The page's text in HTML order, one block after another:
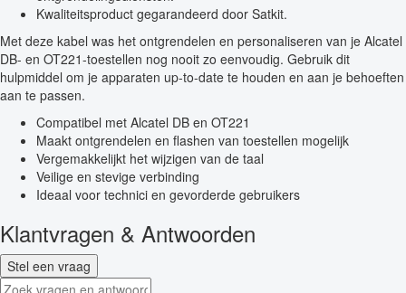
Kwaliteitsproduct gegarandeerd door Satkit.
Met deze kabel was het ontgrendelen en personaliseren van je Alcatel
DB- en OT221-toestellen nog nooit zo eenvoudig. Gebruik dit
hulpmiddel om je apparaten up-to-date te houden en aan je behoeften
aan te passen.
Compatibel met Alcatel DB en OT221
Maakt ontgrendelen en flashen van toestellen mogelijk
Vergemakkelijkt het wijzigen van de taal
Veilige en stevige verbinding
Ideaal voor technici en gevorderde gebruikers
Klantvragen & Antwoorden
Stel een vraag